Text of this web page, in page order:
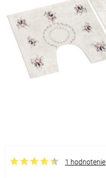
1 hodnotenie